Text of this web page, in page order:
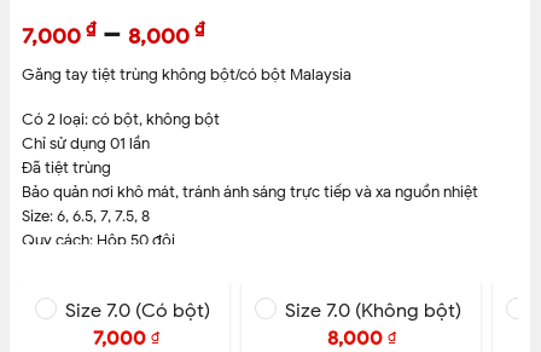
7,000 ₫– 8,000 ₫
Găng tay tiệt trùng không bột/có bột Malaysia
Có 2 loại: có bột, không bột
Chỉ sử dụng 01 lần
Đã tiệt trùng
Bảo quản nơi khô mát, tránh ánh sáng trực tiếp và xa nguồn nhiệt
Size: 6, 6.5, 7, 7.5, 8
Quy cách: Hộp 50 đôi
CAM KẾT BÁN HÀNG CHÍNH HÃNG
Size 7.0 (Có bột)
7,000 ₫
Size 7.0 (Không bột)
8,000 ₫